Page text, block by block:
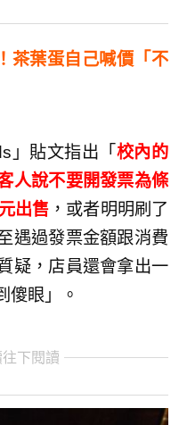
茶葉蛋自己喊價「不
」貼文指出「 校內的
人說不要開發票為條
出售 ，或者明明刷了
遇過發票金額跟消費
疑，店員還會拿出一
傻眼」。
下閱讀